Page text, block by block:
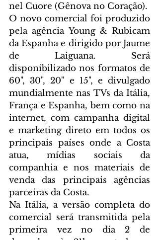
nel Cuore (Gênova no Coração).
O novo comercial foi produzido
pela agência Young & Rubicam
da Espanha e dirigido por Jaume
de Laiguana. Será
disponibilizado nos formatos de
60", 30", 20" e 15", e divulgado
mundialmente nas TVs da Itália,
França e Espanha, bem como na
internet, com campanha digital
e marketing direto em todos os
principais países onde a Costa
atua, mídias sociais da
companhia e nos materiais de
venda das principais agências
parceiras da Costa.
Na Itália, a versão completa do
comercial será transmitida pela
primeira vez no dia 2 de